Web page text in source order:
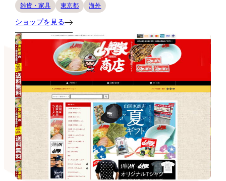
雑貨・家具 東京都 海外
ショップを見る